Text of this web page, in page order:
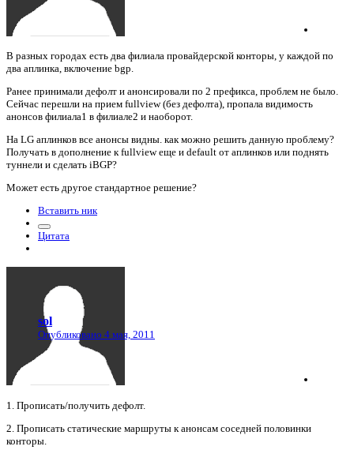
В разных городах есть два филиала провайдерской конторы, у каждой по
два аплинка, включение bgp.
Ранее принимали дефолт и анонсировали по 2 префикса, проблем не было.
Сейчас перешли на прием fullview (без дефолта), пропала видимость
анонсов филиала1 в филиале2 и наоборот.
На LG аплинков все анонсы видны. как можно решить данную проблему?
Получать в дополнение к fullview еще и default от аплинков или поднять
туннели и сделать iBGP?
Может есть другое стандартное решение?
Вставить ник
Цитата
sol
Опубликовано 4 мая, 2011
1. Прописать/получить дефолт.
2. Прописать статические маршруты к анонсам соседней половинки
конторы.